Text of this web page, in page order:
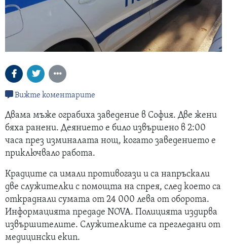
Вижте коментарите
Двама мъже ограбиха заведение в София. Две жени
бяха ранени. Деянието е било извършено в 2:00
часа през изминалата нощ, когато заведението е
приключвало работа.
Крадците са имали противогази и са напръскали
две служителки с помощта на спрея, след което са
откраднали сумата от 24 000 лева от оборота.
Информацията предаде NOVA. Полицията издирва
извършителите. Служителките са прегледани от
медицински екип.